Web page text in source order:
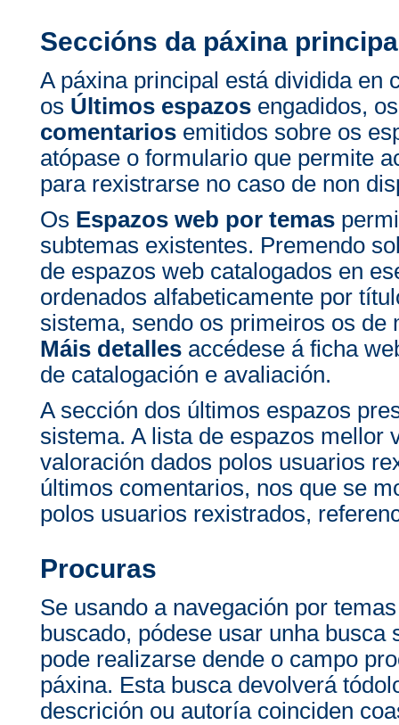
Seccións da páxina
A páxina principal está dividida en
os Últimos espazos engadidos,
comentarios emitidos sobre os
atópase o formulario que permite
para rexistrarse no caso de non
Os Espazos web por temas
subtemas existentes. Premendo
de espazos web catalogados en
ordenados alfabeticamente por
sistema, sendo os primeiros os de
Máis detalles accédese á ficha
de catalogación e avaliación.
A sección dos últimos espazos
sistema. A lista de espazos mellor
valoración dados polos usuarios
últimos comentarios, nos que se
polos usuarios rexistrados,
Procuras
Se usando a navegación por
buscado, pódese usar unha
pode realizarse dende o campo
páxina. Esta busca devolverá
descrición ou autoría coinciden